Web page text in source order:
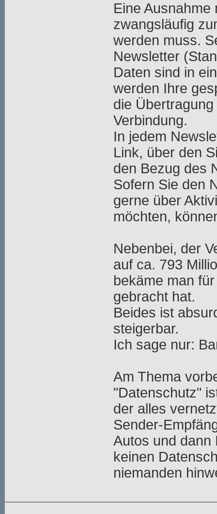
Eine
zwangsläufig
werden muss.
Newsletter
Daten sind in
werden Ihre
die
Verbindung.
In jedem
Link, über den
den Bezug des
Sofern Sie den
gerne über
möchten,
Nebenbei, der
auf ca. 793
bekäme man
gebracht hat.
Beides ist
steigerbar.
Ich sage nur:
Am Thema
"Datenschutz"
der alles
Sender-
Autos und dann
keinen
niemanden